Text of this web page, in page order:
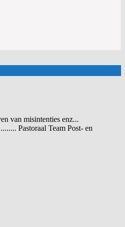
van misintenties enz...
Pastoraal Team Post- en